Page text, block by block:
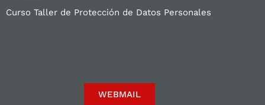
Curso Taller de Protección de Datos Personales
WEBMAIL